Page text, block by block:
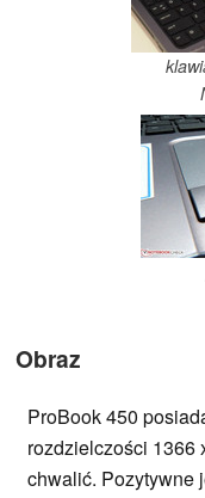
Obraz
ProBook 450
rozdzielczości 1366
chwalić. Pozytywne